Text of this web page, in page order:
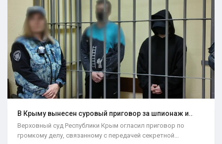
В Крыму вынесен суровый приговор за шпионаж и..
Верховный суд Республики Крым огласил приговор по
громкому делу, связанному с передачей секретной...